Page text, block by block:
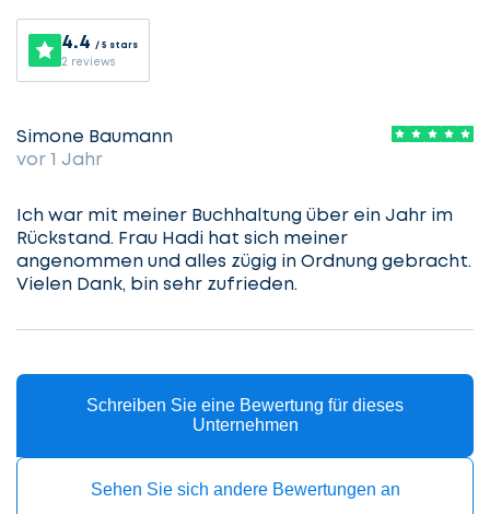
4.4 / 5 stars
2 reviews
Simone Baumann
vor 1 Jahr
Ich war mit meiner Buchhaltung über ein Jahr im
Rückstand. Frau Hadi hat sich meiner
angenommen und alles zügig in Ordnung gebracht.
Vielen Dank, bin sehr zufrieden.
Schreiben Sie eine Bewertung für dieses
Unternehmen
Sehen Sie sich andere Bewertungen an
Sie
uns
beschreiben
Sie
uns